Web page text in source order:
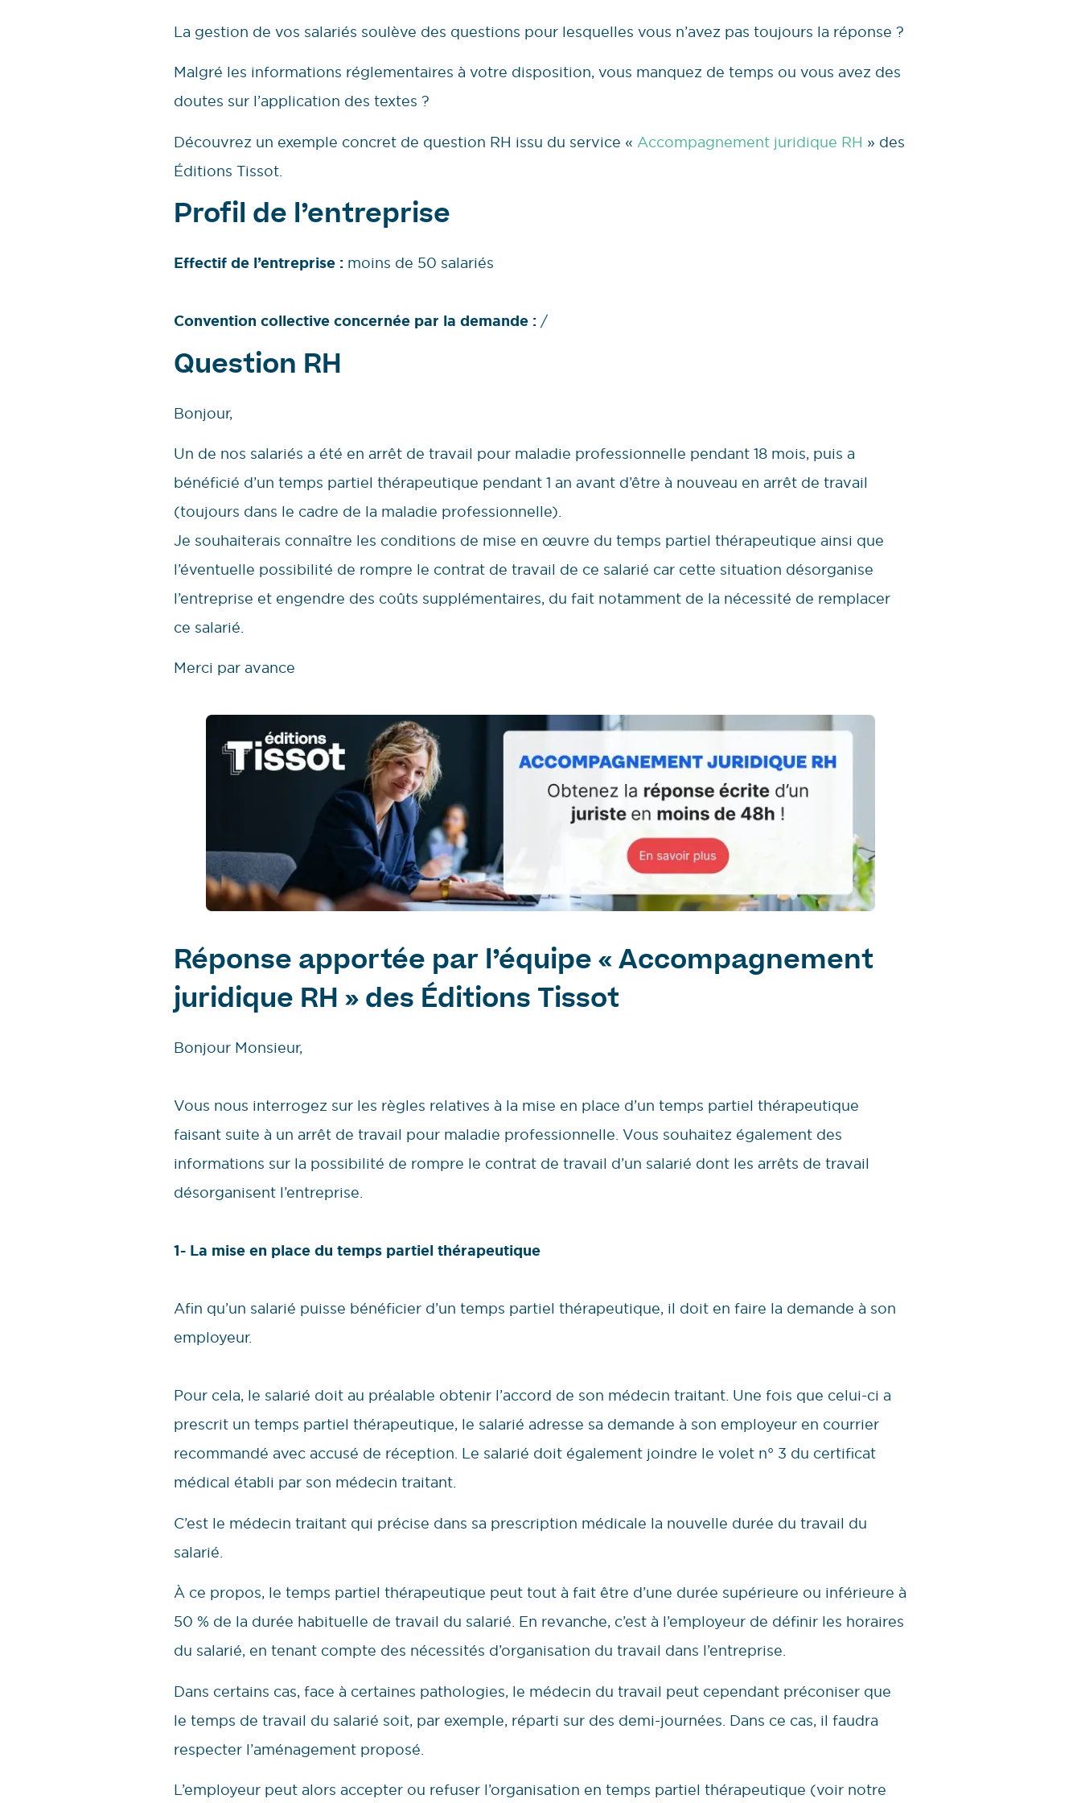
La gestion de vos salariés soulève des questions pour lesquelles vous n’avez pas toujours la réponse ?
Malgré les informations réglementaires à votre disposition, vous manquez de temps ou vous avez des
doutes sur l’application des textes ?
Découvrez un exemple concret de question RH issu du service « Accompagnement juridique RH » des
Éditions Tissot.
Profil de l’entreprise
Effectif de l’entreprise : moins de 50 salariés
Convention collective concernée par la demande : /
Question RH
Bonjour,
Un de nos salariés a été en arrêt de travail pour maladie professionnelle pendant 18 mois, puis a
bénéficié d’un temps partiel thérapeutique pendant 1 an avant d’être à nouveau en arrêt de travail
(toujours dans le cadre de la maladie professionnelle).
Je souhaiterais connaître les conditions de mise en œuvre du temps partiel thérapeutique ainsi que
l’éventuelle possibilité de rompre le contrat de travail de ce salarié car cette situation désorganise
l’entreprise et engendre des coûts supplémentaires, du fait notamment de la nécessité de remplacer
ce salarié.
Merci par avance
Réponse apportée par l’équipe « Accompagnement
juridique RH » des Éditions Tissot
Bonjour Monsieur,
Vous nous interrogez sur les règles relatives à la mise en place d’un temps partiel thérapeutique
faisant suite à un arrêt de travail pour maladie professionnelle. Vous souhaitez également des
informations sur la possibilité de rompre le contrat de travail d’un salarié dont les arrêts de travail
désorganisent l’entreprise.
1- La mise en place du temps partiel thérapeutique
Afin qu’un salarié puisse bénéficier d’un temps partiel thérapeutique, il doit en faire la demande à son
employeur.
Pour cela, le salarié doit au préalable obtenir l’accord de son médecin traitant. Une fois que celui-ci a
prescrit un temps partiel thérapeutique, le salarié adresse sa demande à son employeur en courrier
recommandé avec accusé de réception. Le salarié doit également joindre le volet n° 3 du certificat
médical établi par son médecin traitant.
C’est le médecin traitant qui précise dans sa prescription médicale la nouvelle durée du travail du
salarié.
À ce propos, le temps partiel thérapeutique peut tout à fait être d’une durée supérieure ou inférieure à
50 % de la durée habituelle de travail du salarié. En revanche, c’est à l’employeur de définir les horaires
du salarié, en tenant compte des nécessités d’organisation du travail dans l’entreprise.
Dans certains cas, face à certaines pathologies, le médecin du travail peut cependant préconiser que
le temps de travail du salarié soit, par exemple, réparti sur des demi-journées. Dans ce cas, il faudra
respecter l’aménagement proposé.
L’employeur peut alors accepter ou refuser l’organisation en temps partiel thérapeutique (voir notre